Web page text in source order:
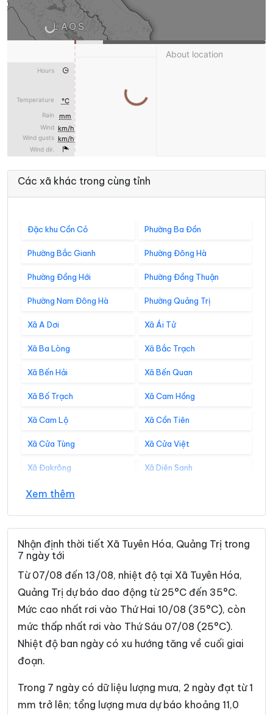
Các xã khác trong cùng tỉnh
Đặc khu Cồn Cỏ Phường Ba Đồn
Phường Bắc Gianh Phường Đông Hà
Phường Đồng Hới Phường Đồng Thuận
Phường Nam Đông Hà Phường Quảng Trị
Xã A Dơi Xã Ái Tử
Xã Ba Lòng Xã Bắc Trạch
Xã Bến Hải Xã Bến Quan
Xã Bố Trạch Xã Cam Hồng
Xã Cam Lộ Xã Cồn Tiên
Xã Cửa Tùng Xã Cửa Việt
Xã Đakrông Xã Diên Sanh
Xã Đồng Lê
Xã Gio Linh Xã Hiếu Giang
Xã Hòa Trạch Xã Hoàn Lão
Xã Hướng Hiệp
Xã Hướng Phùng Xã Khe Sanh
Xã Kim Điền Xã Kim Ngân
Xã Kim Phú Xã La Lay
Xã Lao Bảo
Xã Lệ Thủy
Xã Mỹ Thủy Xã Nam Ba Đồn
Xem thêm
Nhận định thời tiết Xã Tuyên Hóa, Quảng Trị trong
7 ngày tới
Từ 07/08 đến 13/08, nhiệt độ tại Xã Tuyên Hóa,
Quảng Trị dự báo dao động từ 25°C đến 35°C.
Mức cao nhất rơi vào Thứ Hai 10/08 (35°C), còn
mức thấp nhất rơi vào Thứ Sáu 07/08 (25°C).
Nhiệt độ ban ngày có xu hướng tăng về cuối giai
đoạn.
Trong 7 ngày có dữ liệu lượng mưa, 2 ngày đạt từ 1
mm trở lên; tổng lượng mưa dự báo khoảng 11,0